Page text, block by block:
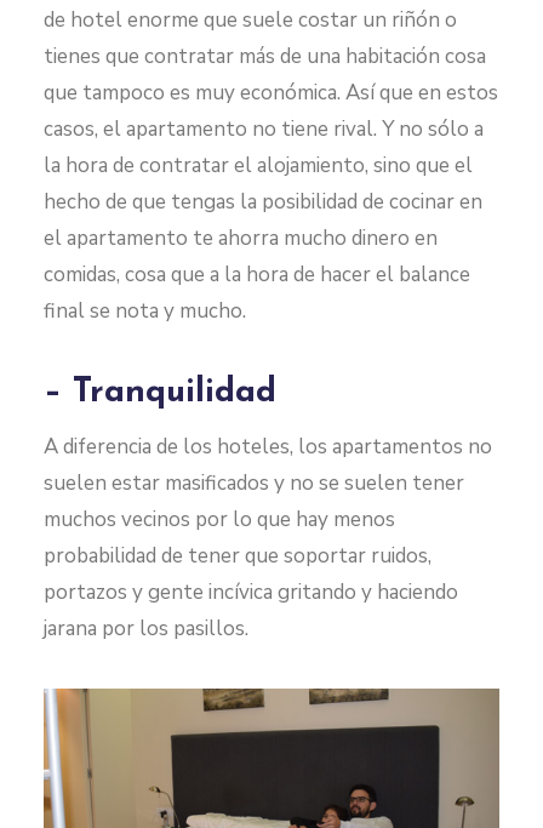
de hotel enorme que suele costar un riñón o
tienes que contratar más de una habitación cosa
que tampoco es muy económica. Así que en estos
casos, el apartamento no tiene rival. Y no sólo a
la hora de contratar el alojamiento, sino que el
hecho de que tengas la posibilidad de cocinar en
el apartamento te ahorra mucho dinero en
comidas, cosa que a la hora de hacer el balance
final se nota y mucho.
– Tranquilidad
A diferencia de los hoteles, los apartamentos no
suelen estar masificados y no se suelen tener
muchos vecinos por lo que hay menos
probabilidad de tener que soportar ruidos,
portazos y gente incívica gritando y haciendo
jarana por los pasillos.